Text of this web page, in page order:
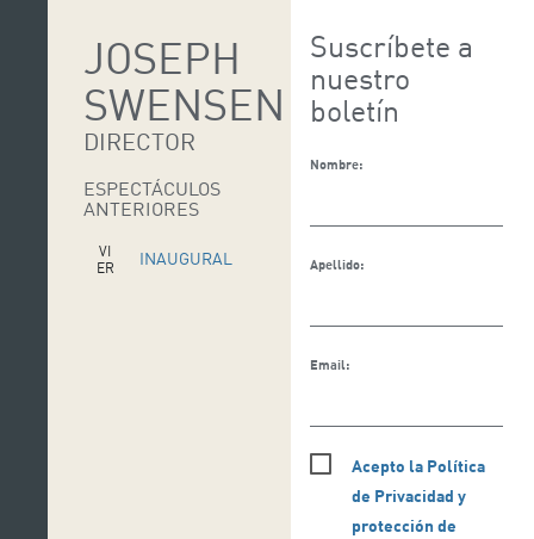
JOSEPH
SWENSEN
DIRECTOR
ESPECTÁCULOS
ANTERIORES
VI
ER
INAUGURAL
Suscríbete a
nuestro
boletín
Nombre:
Apellido:
Email:
Acepto la Política
de Privacidad y
protección de